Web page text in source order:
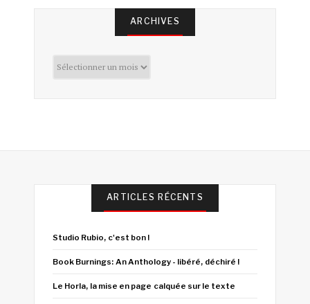
ARCHIVES
ARTICLES RÉCENTS
Studio Rubio, c'est bon !
Book Burnings: An Anthology - libéré, déchiré !
Le Horla, la mise en page calquée sur le texte